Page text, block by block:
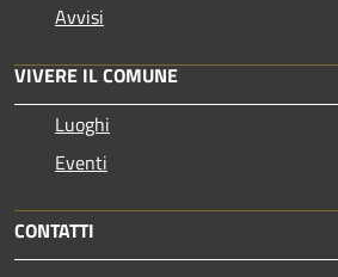
Avvisi
VIVERE IL COMUNE
Luoghi
Eventi
CONTATTI